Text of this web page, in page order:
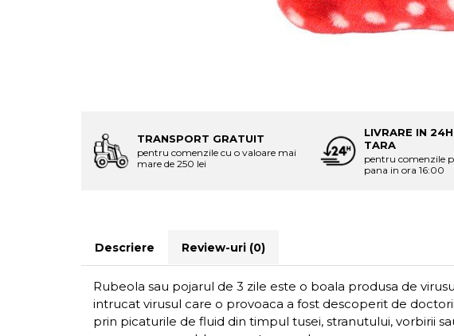
TRANSPORT GRATUIT
pentru comenzile cu o valoare mai
mare de 250 lei
LIVRARE IN
TARA
pentru comenzile
pana in ora 16:00
Descriere Review-uri (0)
Rubeola sau pojarul de 3 zile este o boala produsa de
intrucat virusul care o provoaca a fost descoperit de
prin picaturile de fluid din timpul tusei, stranutului, vorbirii